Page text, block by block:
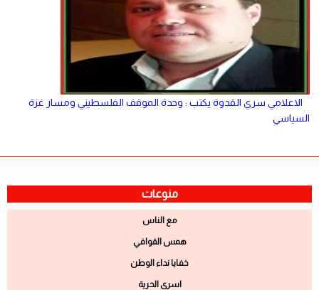
الاعلامي سري القدوة يكتب : وحدة الموقف الفلسطيني ومسار غزة
السياسي
منوعات
مع الناس
همس القوافي
خفايا نداء الوطن
اسرى الحرية